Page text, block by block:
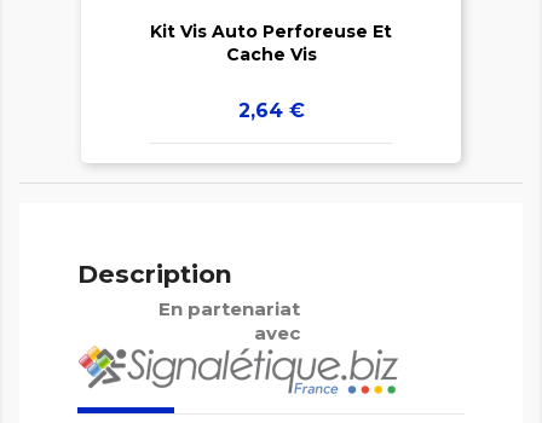
Kit Vis Auto Perforeuse Et
Cache Vis
Prix
2,64 €
Description
En partenariat
avec